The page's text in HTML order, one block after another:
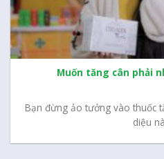
Muốn tăng cân phải
diệu